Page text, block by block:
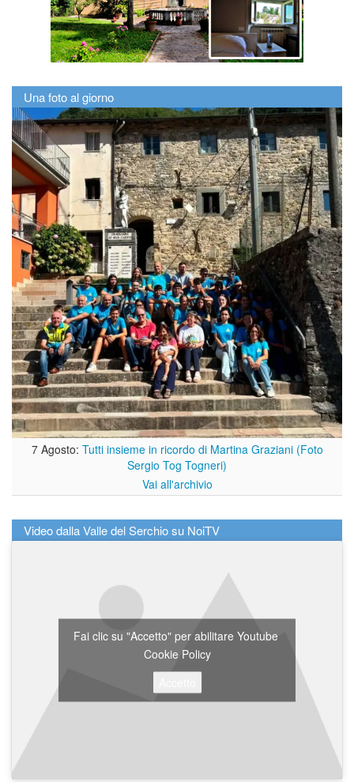
Una foto al giorno
7 Agosto: Tutti insieme in ricordo di Martina Graziani (Foto
Sergio Tog Togneri)
Vai all'archivio
Video dalla Valle del Serchio su NoiTV
Fai clic su "Accetto" per abilitare Youtube
Cookie Policy